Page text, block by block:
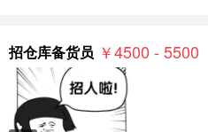
招仓库备货员 ￥4500 - 5500